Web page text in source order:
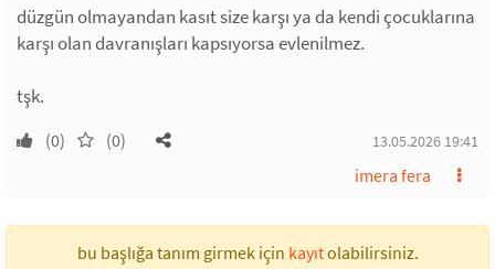
düzgün olmayandan kasıt size karşı ya da kendi çocuklarına
karşı olan davranışları kapsıyorsa evlenilmez.
tşk.
(0) (0) 13.05.2026 19:41
imera fera
bu başlığa tanım girmek için kayıtolabilirsiniz.